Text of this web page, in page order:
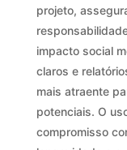
projeto,
impacto social
claros e
mais atraente
potenciais. O
compromisso